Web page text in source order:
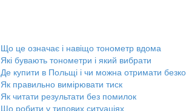
Що це означає і навіщо тонометр вдома
Які бувають тонометри і який вибрати
Де купити в Польщі і чи можна отримати
Як правильно вимірювати тиск
Як читати результати без помилок
Що робити у типових ситуаціях